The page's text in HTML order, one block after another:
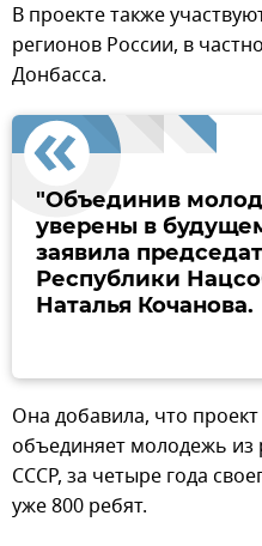
В проекте также
регионов России, в
Донбасса.
"Объединив
уверены в
заявила
Республики
Наталья Кочанова.
Она добавила, что
объединяет молодежь
СССР, за четыре года
уже 800 ребят.